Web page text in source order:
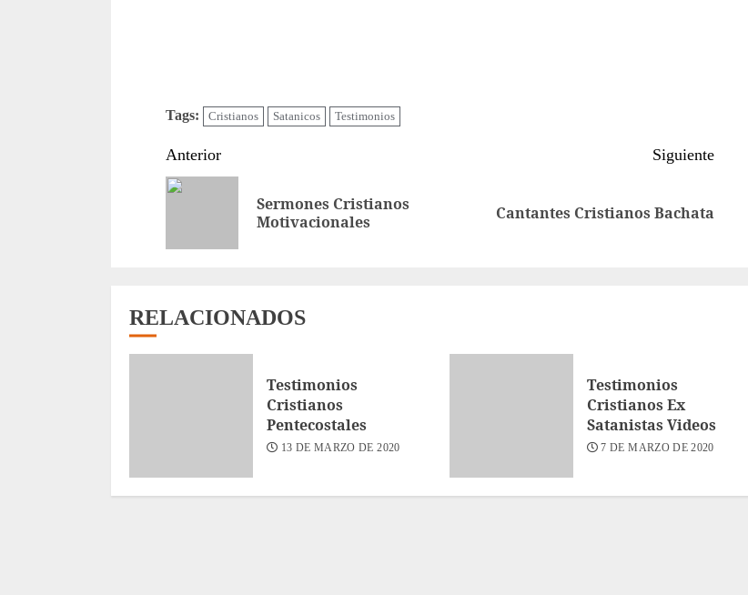
Tags: Cristianos Satanicos Testimonios
Sigue
leyendo
Anterior
Sermones Cristianos
Motivacionales
Siguiente
SiguienteCantantes Cristianos Bachata
RELACIONADOS
Testimonios
Cristianos
Pentecostales
13 DE MARZO DE 2020
Testimonios
Cristianos Ex
Satanistas Videos
7 DE MARZO DE 2020